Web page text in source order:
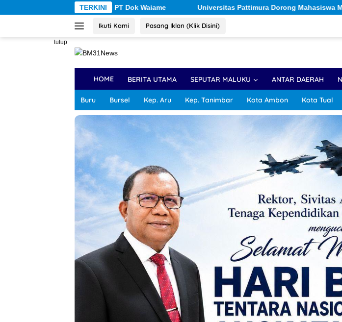
ke
TERKINIUniversitas Pattimura Dorong Mahasiswa Menembus Jejaring Akademik
Ikuti Kami Pasang Iklan (Klik Disini)
tutup
HOME BERITA UTAMA SEPUTAR MALUKU ANTAR DAERAH
Buru Bursel Kep. Aru Kep. Tanimbar Kota Ambon Kota Tual